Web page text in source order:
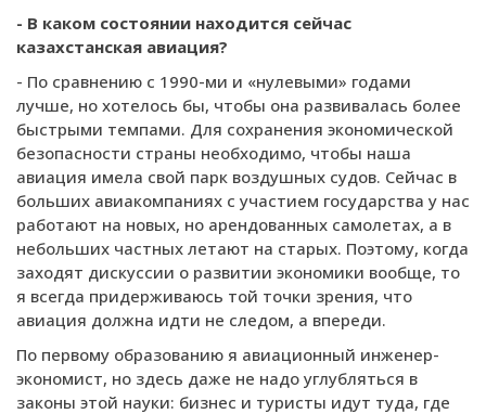
- В каком состоянии находится сейчас
казахстанская авиация?
- По сравнению с 1990-ми и «нулевыми» годами
лучше, но хотелось бы, чтобы она развивалась более
быстрыми темпами. Для сохранения экономической
безопасности страны необходимо, чтобы наша
авиация имела свой парк воздушных судов. Сейчас в
больших авиакомпаниях с участием государства у нас
работают на новых, но арендованных самолетах, а в
небольших частных летают на старых. Поэтому, когда
заходят дискуссии о развитии экономики вообще, то
я всегда придерживаюсь той точки зрения, что
авиация должна идти не следом, а впереди.
По первому образованию я авиационный инженер-
экономист, но здесь даже не надо углубляться в
законы этой науки: бизнес и туристы идут туда, где